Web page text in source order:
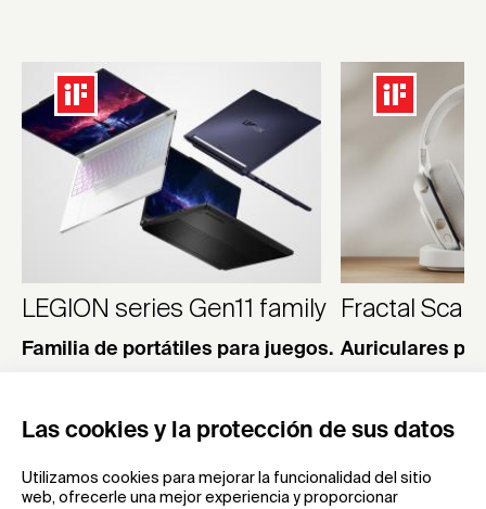
Las cookies y la protección de sus datos
Utilizamos cookies para mejorar la funcionalidad del sitio
web, ofrecerle una mejor experiencia y proporcionar
LEGION series Gen11 family
Familia de portátiles para juegos.
Fractal
Auriculares